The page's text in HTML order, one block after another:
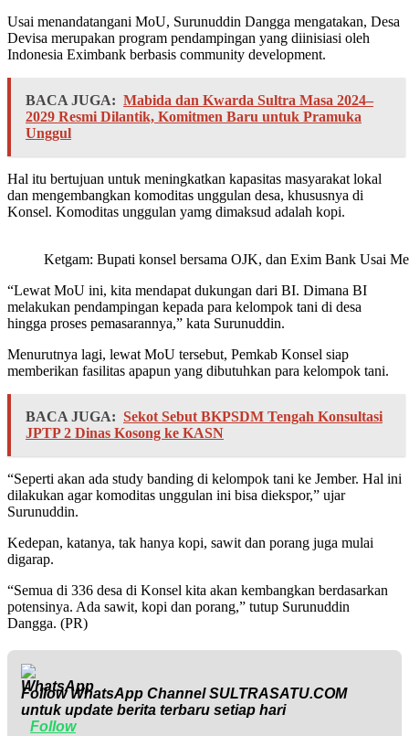
Usai menandatangani MoU, Surunuddin Dangga mengatakan, Desa
Devisa merupakan program pendampingan yang diinisiasi oleh
Indonesia Eximbank berbasis community development.
BACA JUGA: Mabida dan Kwarda Sultra Masa 2024–
2029 Resmi Dilantik, Komitmen Baru untuk Pramuka
Unggul
Hal itu bertujuan untuk meningkatkan kapasitas masyarakat lokal
dan mengembangkan komoditas unggulan desa, khususnya di
Konsel. Komoditas unggulan yamg dimaksud adalah kopi.
Ketgam: Bupati konsel bersama OJK, dan Exim Bank Usai
“Lewat MoU ini, kita mendapat dukungan dari BI. Dimana BI
melakukan pendampingan kepada para kelompok tani di desa
hingga proses pemasarannya,” kata Surunuddin.
Menurutnya lagi, lewat MoU tersebut, Pemkab Konsel siap
memberikan fasilitas apapun yang dibutuhkan para kelompok tani.
BACA JUGA: Sekot Sebut BKPSDM Tengah Konsultasi
JPTP 2 Dinas Kosong ke KASN
“Seperti akan ada study banding di kelompok tani ke Jember. Hal ini
dilakukan agar komoditas unggulan ini bisa diekspor,” ujar
Surunuddin.
Kedepan, katanya, tak hanya kopi, sawit dan porang juga mulai
digarap.
“Semua di 336 desa di Konsel kita akan kembangkan berdasarkan
potensinya. Ada sawit, kopi dan porang,” tutup Surunuddin
Dangga. (PR)
Follow WhatsApp ChannelSULTRASATU.COM
untuk update berita terbaru setiap hari
Follow